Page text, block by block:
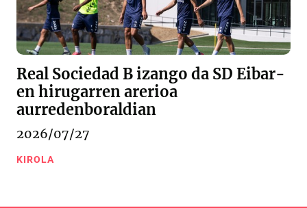
Real Sociedad B izango da SD Eibar-
en hirugarren arerioa
aurredenboraldian
2026/07/27
KIROLA